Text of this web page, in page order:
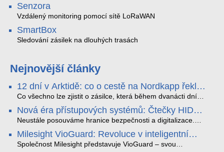
Senzora
Vzdálený monitoring pomocí sítě LoRaWAN
SmartBox
Sledování zásilek na dlouhých trasách
Nejnovější články
12 dní v Arktidě: co o cestě na Nordkapp řekla
data ze SMARTBOX 2 MAX
Co všechno lze zjistit o zásilce, která během dvanácti dní
projede Arktidou? SMARTBOX 2 MAX jsme vzali na trasu z
Tromsø přes Lofoty, Kirunu a finské Laponsko až na
Nordkapp. Bez jediného dobití, v mrazu až −13 °C a mimo
otřesy i náklon. Výsledkem není jen čára na mapě, ale
podrobný datový příběh celé cesty.
Nová éra přístupových systémů: Čtečky HID
Signo
Neustále posouváme hranice bezpečnosti a digitalizace.
v oblasti kontroly přístupu – moderní a vysoce univerzální
čtečky HID Signo.
Milesight VioGuard: Revoluce v inteligentní
detekci dopravních přestupků
Společnost Milesight představuje VioGuard – svou